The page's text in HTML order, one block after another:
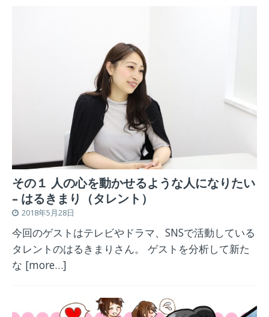
その１ 人の心を動かせるような人になりたい
– はるきまり（タレント）
2018年5月28日
今回のゲストはテレビやドラマ、SNSで活動している
タレントのはるきまりさん。 ゲストを分析して新た
な [more…]